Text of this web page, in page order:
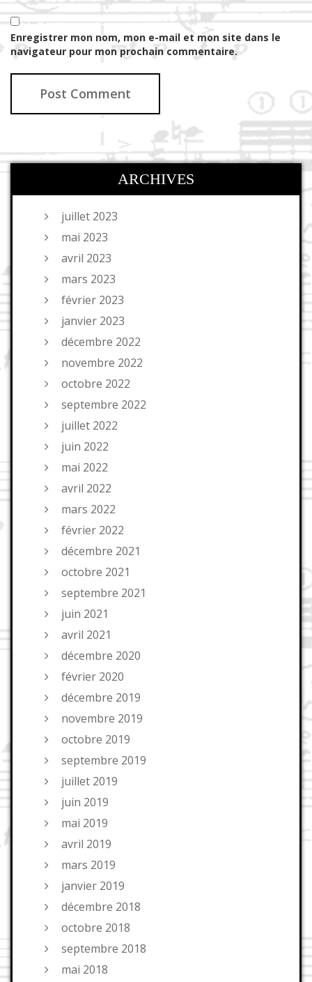
Enregistrer mon nom, mon e-mail et mon site dans le
navigateur pour mon prochain commentaire.
ARCHIVES
juillet 2023
mai 2023
avril 2023
mars 2023
février 2023
janvier 2023
décembre 2022
novembre 2022
octobre 2022
septembre 2022
juillet 2022
juin 2022
mai 2022
avril 2022
mars 2022
février 2022
décembre 2021
octobre 2021
septembre 2021
juin 2021
avril 2021
décembre 2020
février 2020
décembre 2019
novembre 2019
octobre 2019
septembre 2019
juillet 2019
juin 2019
mai 2019
avril 2019
mars 2019
janvier 2019
décembre 2018
octobre 2018
septembre 2018
mai 2018